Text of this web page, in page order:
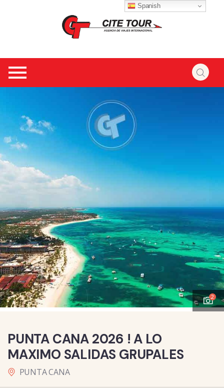
2
PUNTA CANA 2026 ! A LO
MAXIMO SALIDAS GRUPALES
PUNTA CANA
Spanish